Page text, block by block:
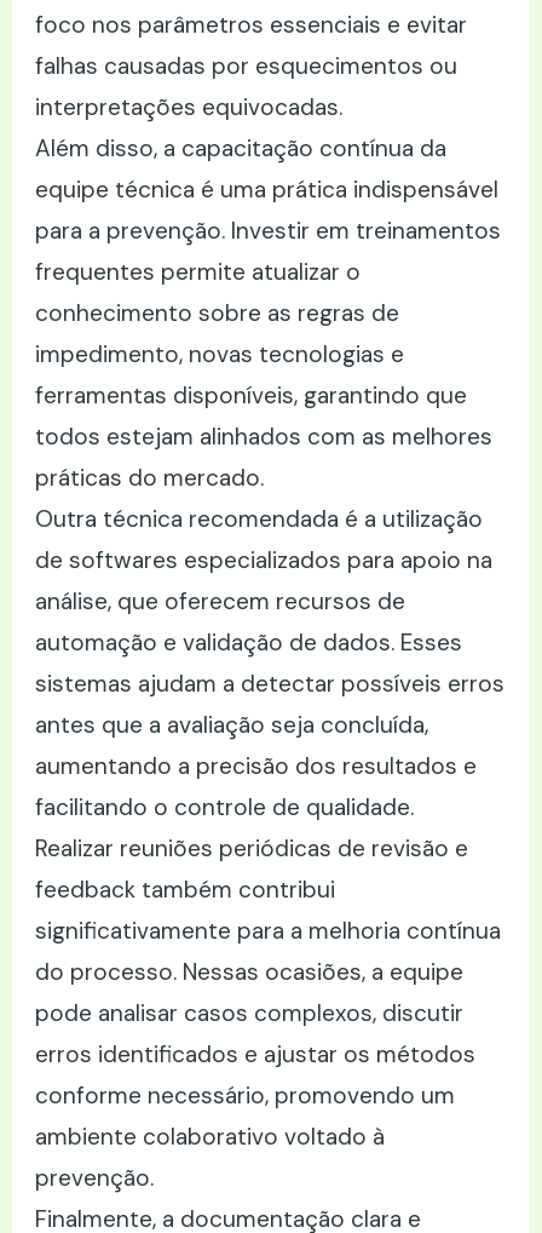
foco nos parâmetros essenciais e evitar
falhas causadas por esquecimentos ou
interpretações equivocadas.
Além disso, a capacitação contínua da
equipe técnica é uma prática indispensável
para a prevenção. Investir em treinamentos
frequentes permite atualizar o
conhecimento sobre as regras de
impedimento, novas tecnologias e
ferramentas disponíveis, garantindo que
todos estejam alinhados com as melhores
práticas do mercado.
Outra técnica recomendada é a utilização
de softwares especializados para apoio na
análise, que oferecem recursos de
automação e validação de dados. Esses
sistemas ajudam a detectar possíveis erros
antes que a avaliação seja concluída,
aumentando a precisão dos resultados e
facilitando o controle de qualidade.
Realizar reuniões periódicas de revisão e
feedback também contribui
significativamente para a melhoria contínua
do processo. Nessas ocasiões, a equipe
pode analisar casos complexos, discutir
erros identificados e ajustar os métodos
conforme necessário, promovendo um
ambiente colaborativo voltado à
prevenção.
Finalmente, a documentação clara e